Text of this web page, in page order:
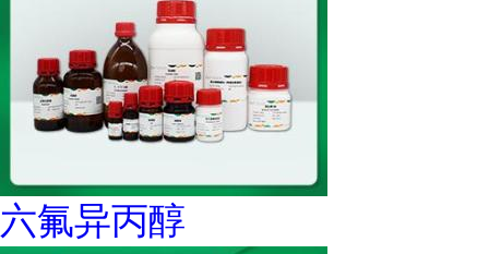
六氟异丙醇